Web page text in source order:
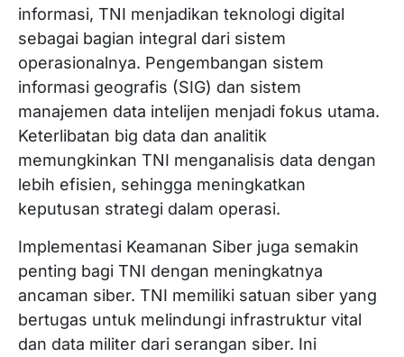
informasi, TNI menjadikan teknologi digital
sebagai bagian integral dari sistem
operasionalnya. Pengembangan sistem
informasi geografis (SIG) dan sistem
manajemen data intelijen menjadi fokus utama.
Keterlibatan big data dan analitik
memungkinkan TNI menganalisis data dengan
lebih efisien, sehingga meningkatkan
keputusan strategi dalam operasi.
Implementasi Keamanan Siber juga semakin
penting bagi TNI dengan meningkatnya
ancaman siber. TNI memiliki satuan siber yang
bertugas untuk melindungi infrastruktur vital
dan data militer dari serangan siber. Ini